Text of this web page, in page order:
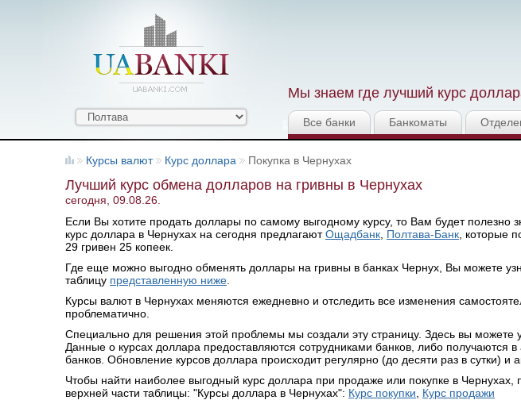
Мы знаем где лучший курс
Все банки Банкоматы
Курсы валют Курс доллара Покупка в Чернухах
Лучший курс обмена долларов на гривны в Чернухах
сегодня, 09.08.26.
Если Вы хотите продать доллары по самому выгодному курсу, то Вам будет полезно
курс доллара в Чернухах на сегодня предлагаютОщадбанк Полтава-Банк , которые
29 гривен 25 копеек.
Где еще можно выгодно обменять доллары на гривны в банках Чернух, Вы можете
таблицу представленную ниже
Курсы валют в Чернухах меняются ежедневно и отследить все изменения
проблематично.
Специально для решения этой проблемы мы создали эту страницу. Здесь вы можете
Данные о курсах доллара предоставляются сотрудниками банков, либо получаются
банков. Обновление курсов доллара происходит регулярно (до десяти раз в сутки) и
Чтобы найти наиболее выгодный курс доллара при продаже или покупке в
верхней части таблицы: "Курсы доллара в Чернухах": Курс покупки Курс продажи